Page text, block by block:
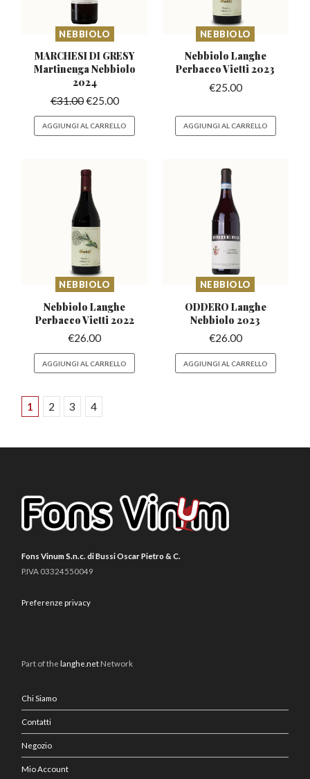
NEBBIOLO
MARCHESI DI GRESY
Martinenga Nebbiolo
2024
€31.00€25.00
AGGIUNGI AL CARRELLO
NEBBIOLO
Nebbiolo Langhe
PerbaccoVietti 2023
€25.00
AGGIUNGI AL CARRELLO
NEBBIOLO
Nebbiolo Langhe
PerbaccoVietti 2022
€26.00
AGGIUNGI AL CARRELLO
NEBBIOLO
ODDERO Langhe
Nebbiolo 2023
€26.00
AGGIUNGI AL CARRELLO
1 2 3 4
Fons Vinum S.n.c. di Bussi Oscar Pietro & C.
P.IVA 03324550049
Preferenze privacy
Part of thelanghe.net Network
Chi Siamo
Contatti
Negozio
Mio Account